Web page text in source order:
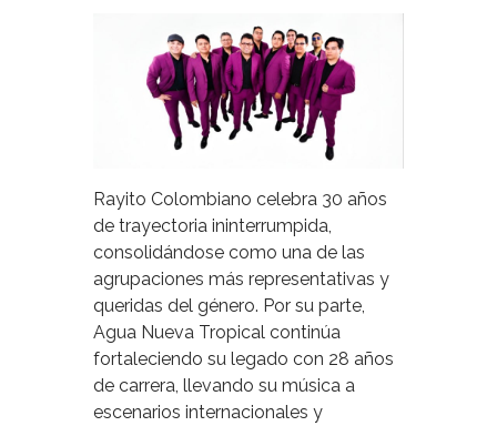
Rayito Colombiano celebra 30 años
de trayectoria ininterrumpida,
consolidándose como una de las
agrupaciones más representativas y
queridas del género. Por su parte,
Agua Nueva Tropical continúa
fortaleciendo su legado con 28 años
de carrera, llevando su música a
escenarios internacionales y